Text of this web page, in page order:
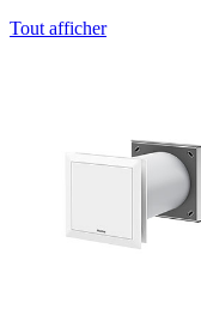
Tout afficher